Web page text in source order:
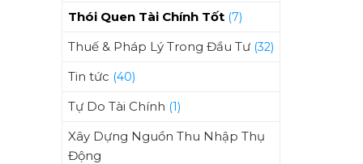
Thói Quen Tài Chính Tốt (7)
Thuế & Pháp Lý Trong Đầu Tư (32)
Tin tức (40)
Tự Do Tài Chính (1)
Xây Dựng Nguồn Thu Nhập Thụ
Động